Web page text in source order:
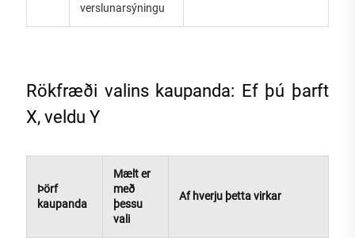
verslunarsýningu
Rökfræði valins kaupanda: Ef þú þarft
X, veldu Y
Þörf
kaupanda
Mælt er
með
þessu
vali
Af hverju þetta virkar